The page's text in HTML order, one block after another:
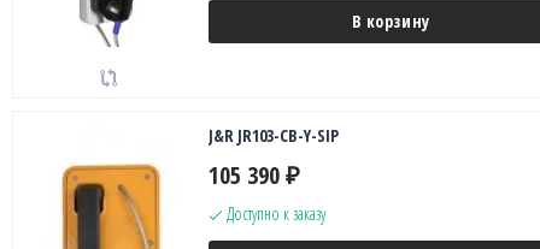
В корзину
J&R JR103-CB-Y-SIP
105 390 ₽
Доступно к заказу